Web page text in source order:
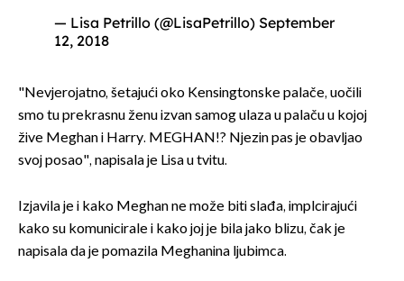
— Lisa Petrillo (@LisaPetrillo) September
12, 2018
"Nevjerojatno, šetajući oko Kensingtonske palače, uočili
smo tu prekrasnu ženu izvan samog ulaza u palaču u kojoj
žive Meghan i Harry. MEGHAN!? Njezin pas je obavljao
svoj posao", napisala je Lisa u tvitu.
Izjavila je i kako Meghan ne može biti slađa, implcirajući
kako su komunicirale i kako joj je bila jako blizu, čak je
napisala da je pomazila Meghanina ljubimca.